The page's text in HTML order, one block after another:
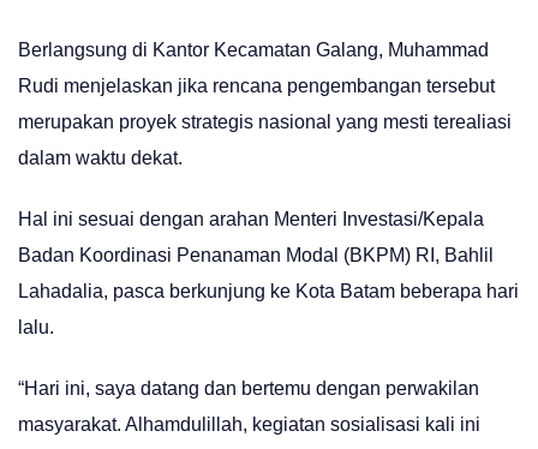
Berlangsung di Kantor Kecamatan Galang, Muhammad
Rudi menjelaskan jika rencana pengembangan tersebut
merupakan proyek strategis nasional yang mesti terealiasi
dalam waktu dekat.
Hal ini sesuai dengan arahan Menteri Investasi/Kepala
Badan Koordinasi Penanaman Modal (BKPM) RI, Bahlil
Lahadalia, pasca berkunjung ke Kota Batam beberapa hari
lalu.
“Hari ini, saya datang dan bertemu dengan perwakilan
masyarakat. Alhamdulillah, kegiatan sosialisasi kali ini